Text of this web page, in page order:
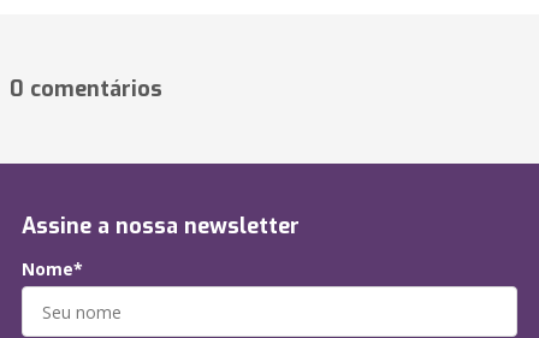
0 comentários
Assine a nossa newsletter
Nome*